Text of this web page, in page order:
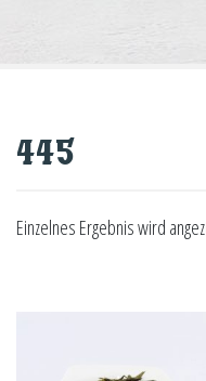
445
Einzelnes Ergebnis wird